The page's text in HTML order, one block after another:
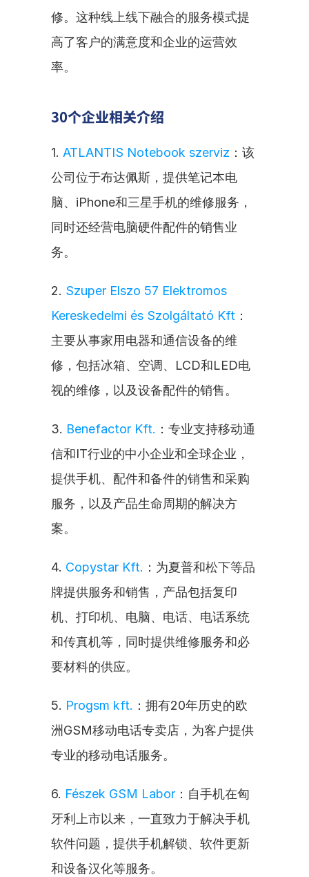
修。这种线上线下融合的服务模式提
高了客户的满意度和企业的运营效
率。
30个企业相关介绍
1. ATLANTIS Notebook szerviz ：该
公司位于布达佩斯，提供笔记本电
脑、iPhone和三星手机的维修服务，
同时还经营电脑硬件配件的销售业
务。
2. Szuper Elszo 57 Elektromos
Kereskedelmi és Szolgáltató Kft ：
主要从事家用电器和通信设备的维
修，包括冰箱、空调、LCD和LED电
视的维修，以及设备配件的销售。
3. Benefactor Kft. ：专业支持移动通
信和IT行业的中小企业和全球企业，
提供手机、配件和备件的销售和采购
服务，以及产品生命周期的解决方
案。
4. Copystar Kft. ：为夏普和松下等品
牌提供服务和销售，产品包括复印
机、打印机、电脑、电话、电话系统
和传真机等，同时提供维修服务和必
要材料的供应。
5. Progsm kft. ：拥有20年历史的欧
洲GSM移动电话专卖店，为客户提供
专业的移动电话服务。
6. Fészek GSM Labor ：自手机在匈
牙利上市以来，一直致力于解决手机
软件问题，提供手机解锁、软件更新
和设备汉化等服务。